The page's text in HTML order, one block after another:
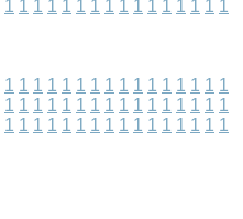
1 1 1 1 1 1 1 1 1 1 1 1 1 1 1 1
1 1 1 1 1 1 1 1 1 1 1 1 1 1 1 1
1 1 1 1 1 1 1 1 1 1 1 1 1 1 1 1
1 1 1 1 1 1 1 1 1 1 1 1 1 1 1 1